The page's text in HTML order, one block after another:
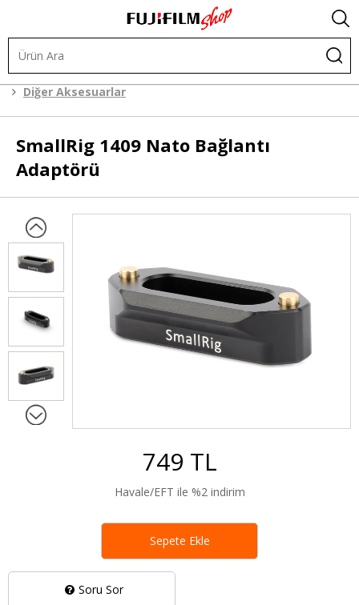
Diğer Aksesuarlar
SmallRig 1409 Nato Bağlantı
Adaptörü
Soru Sor
749 TL
Havale/EFT ile %2 indirim
Sepete Ekle